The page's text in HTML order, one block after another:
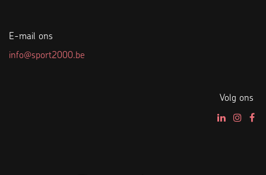
E-mail ons
info@sport2000.be
Volg ons